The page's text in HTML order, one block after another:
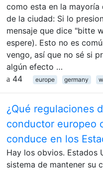
como esta en la mayoría
de la ciudad: Si lo
mensaje que dice "bitte
espere). Esto no es
vengo, así que no sé si
algún efecto …
44
europe germany
¿Qué regulaciones
conductor europeo
conduce en los
Hay los obvios. Estados
sistema de mantener su